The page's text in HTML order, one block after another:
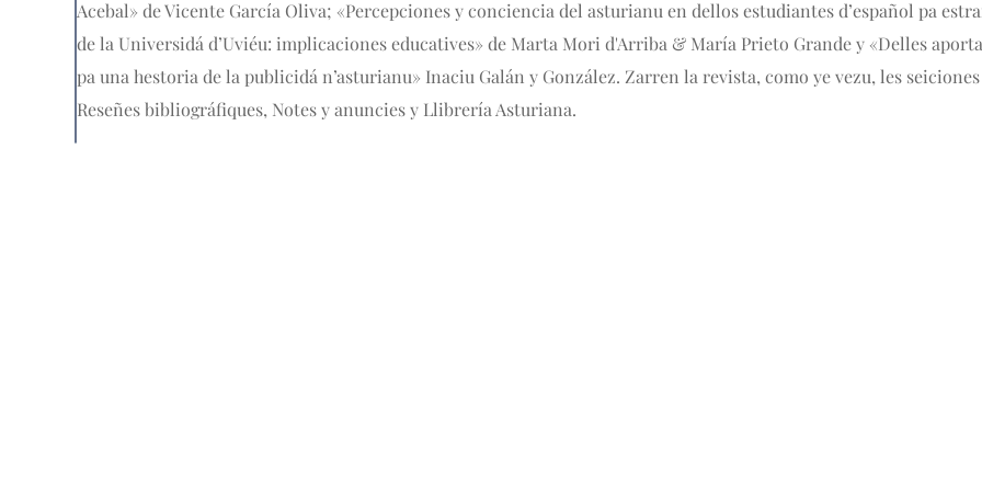
Acebal» de Vicente García Oliva; «Percepciones y conciencia del asturianu en dellos estudiantes d’español pa
de la Universidá d’Uviéu: implicaciones educatives» de Marta Mori d'Arriba & María Prieto Grande y «Delles
pa una hestoria de la publicidá n’asturianu» Inaciu Galán y González. Zarren la revista, como ye vezu, les seiciones
Reseñes bibliográfiques, Notes y anuncies y Llibrería Asturiana.